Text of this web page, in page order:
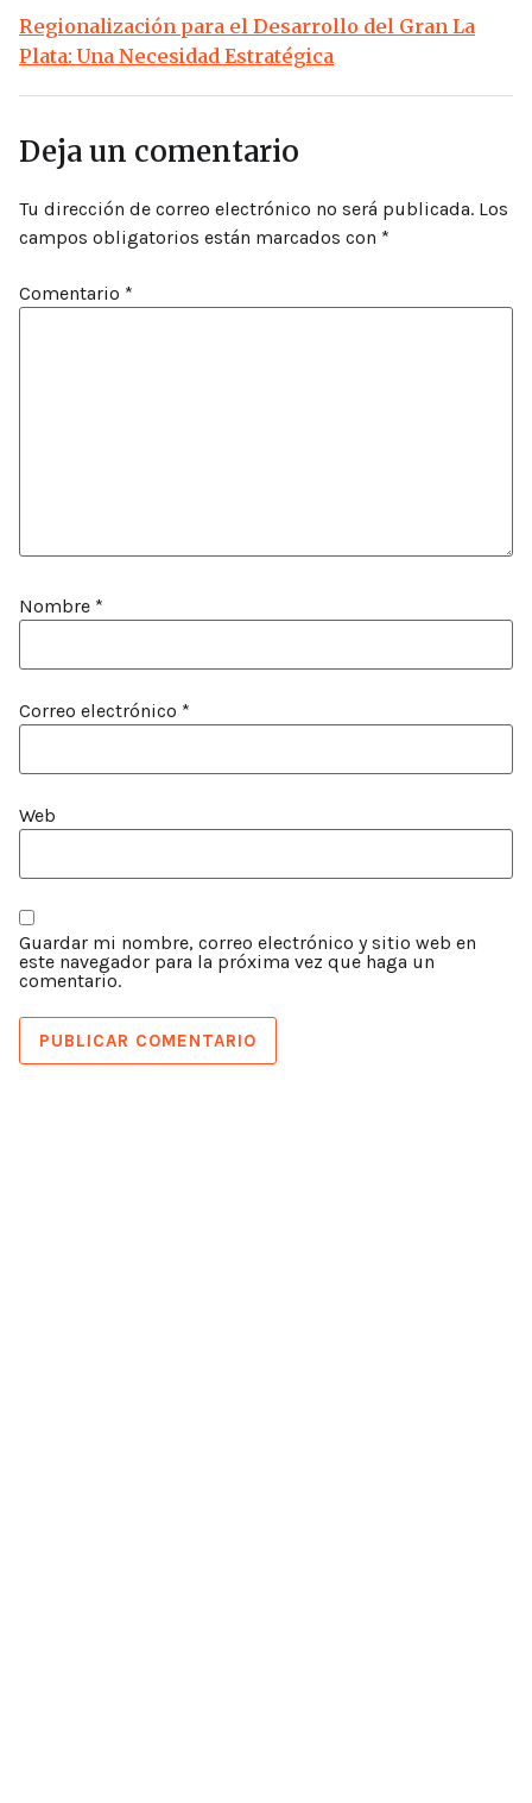
Regionalización para el Desarrollo del Gran La
Plata: Una Necesidad Estratégica
Deja un comentario
Tu dirección de correo electrónico no será publicada. Los
campos obligatorios están marcados con *
Comentario *
Nombre *
Correo electrónico *
Web
Guardar mi nombre, correo electrónico y sitio web en
este navegador para la próxima vez que haga un
comentario.